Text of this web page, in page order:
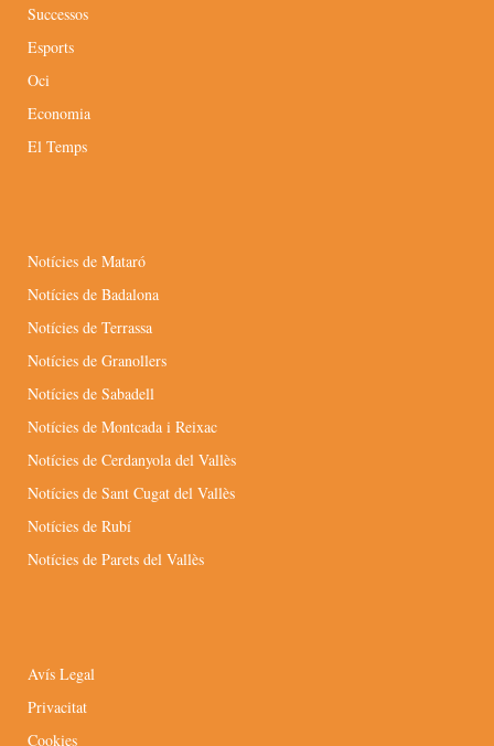
Successos
Esports
Oci
Economia
El Temps
Notícies de Mataró
Notícies de Badalona
Notícies de Terrassa
Notícies de Granollers
Notícies de Sabadell
Notícies de Montcada i Reixac
Notícies de Cerdanyola del Vallès
Notícies de Sant Cugat del Vallès
Notícies de Rubí
Notícies de Parets del Vallès
Avís Legal
Privacitat
Cookies